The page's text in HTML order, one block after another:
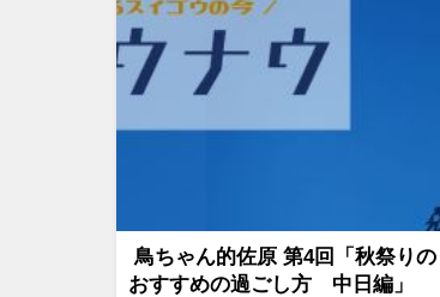
鳥ちゃん的佐原 第4回「秋祭りの
おすすめの過ごし方 中日編」